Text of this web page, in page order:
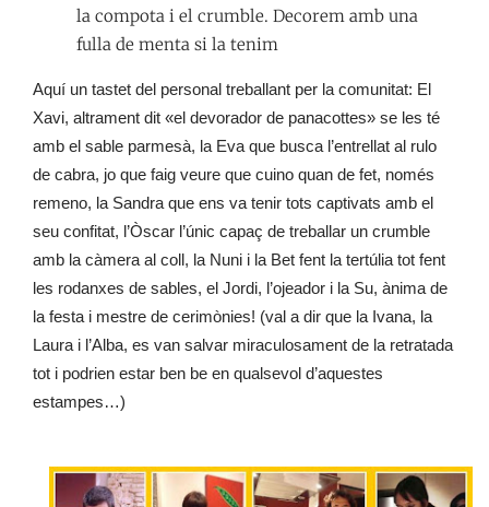
la compota i el crumble. Decorem amb una
fulla de menta si la tenim
Aquí un tastet del personal treballant per la comunitat: El
Xavi, altrament dit «el devorador de panacottes» se les té
amb el sable parmesà, la Eva que busca l’entrellat al rulo
de cabra, jo que faig veure que cuino quan de fet, només
remeno, la Sandra que ens va tenir tots captivats amb el
seu confitat, l’Òscar l’únic capaç de treballar un crumble
amb la càmera al coll, la Nuni i la Bet fent la tertúlia tot fent
les rodanxes de sables, el Jordi, l’ojeador i la Su, ànima de
la festa i mestre de cerimònies! (val a dir que la Ivana, la
Laura i l’Alba, es van salvar miraculosament de la retratada
tot i podrien estar ben be en qualsevol d’aquestes
estampes…)